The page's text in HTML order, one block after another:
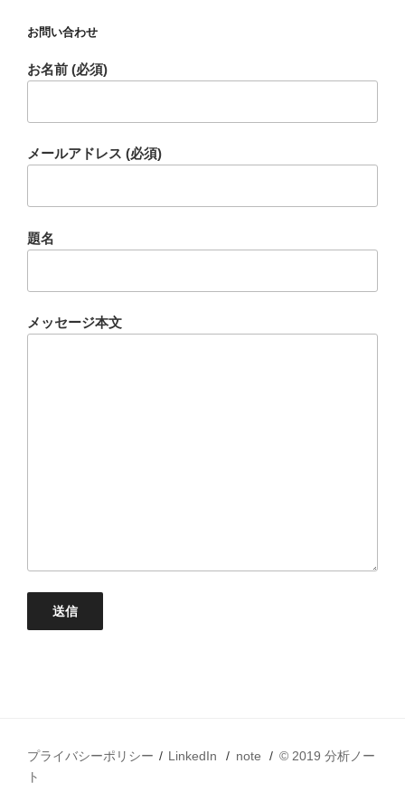
お問い合わせ
お名前 (必須)
メールアドレス (必須)
題名
メッセージ本文
プライバシーポリシー LinkedIn note
© 2019 分析ノー
ト